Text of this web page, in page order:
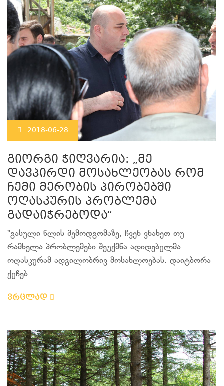
2018-06-28
გიორგი ჭიღვარია: „მე
დავპირდი მოსახლეობას რომ
ჩემი მერობის პირობებში
ოღასკურის პრობლემა
გადაიჭრებოდა“
"გასული წლის შემოდგომაზე, ჩვენ ვნახეთ თუ
რამხელა პრობლემები შეუქმნა ადიდებულმა
ოღასკურამ ადგილობრივ მოსახლოებას. დაიტბორა
ქუჩებ...
ვრცლად